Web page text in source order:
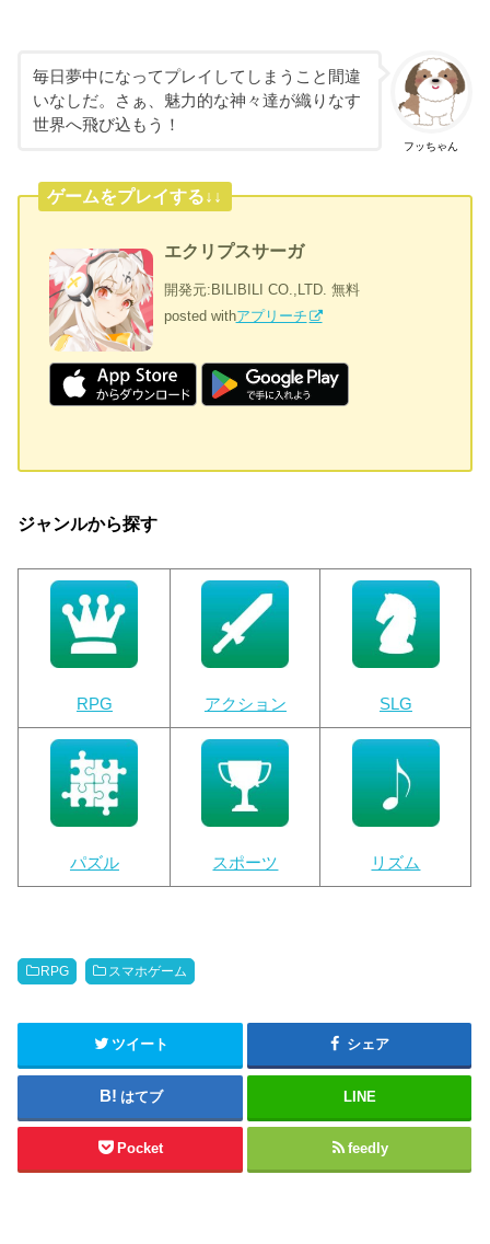
フッちゃん
毎日夢中になってプレイしてしまうこと間違
いなしだ。さぁ、魅力的な神々達が織りなす
世界へ飛び込もう！
ゲームをプレイする↓↓
エクリプスサーガ
開発元: BILIBILI CO.,LTD. 無料
posted withアプリーチ
ジャンルから探す
RPG アクション SLG
パズル スポーツ リズム
RPG スマホゲーム
ツイート シェア
はてブ LINE
Pocket feedly